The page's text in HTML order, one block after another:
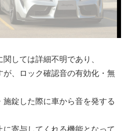
しては詳細不明であり、
、ロック確認音の有効化・無
施錠した際に車から音を発する
に寄与してくれる機能となって